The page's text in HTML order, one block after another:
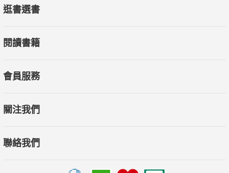
逛書選書
閱讀書籍
會員服務
關注我們
聯絡我們